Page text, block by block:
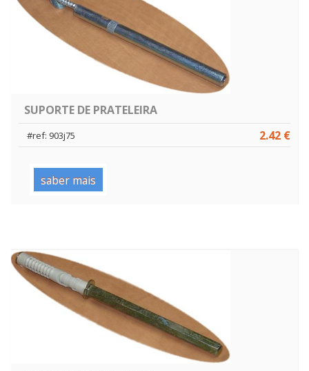
SUPORTE DE PRATELEIRA
2.42 €
#ref: 903j75
saber mais